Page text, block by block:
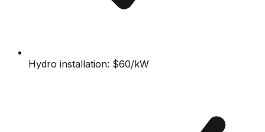
Hydro installation: $60/kW